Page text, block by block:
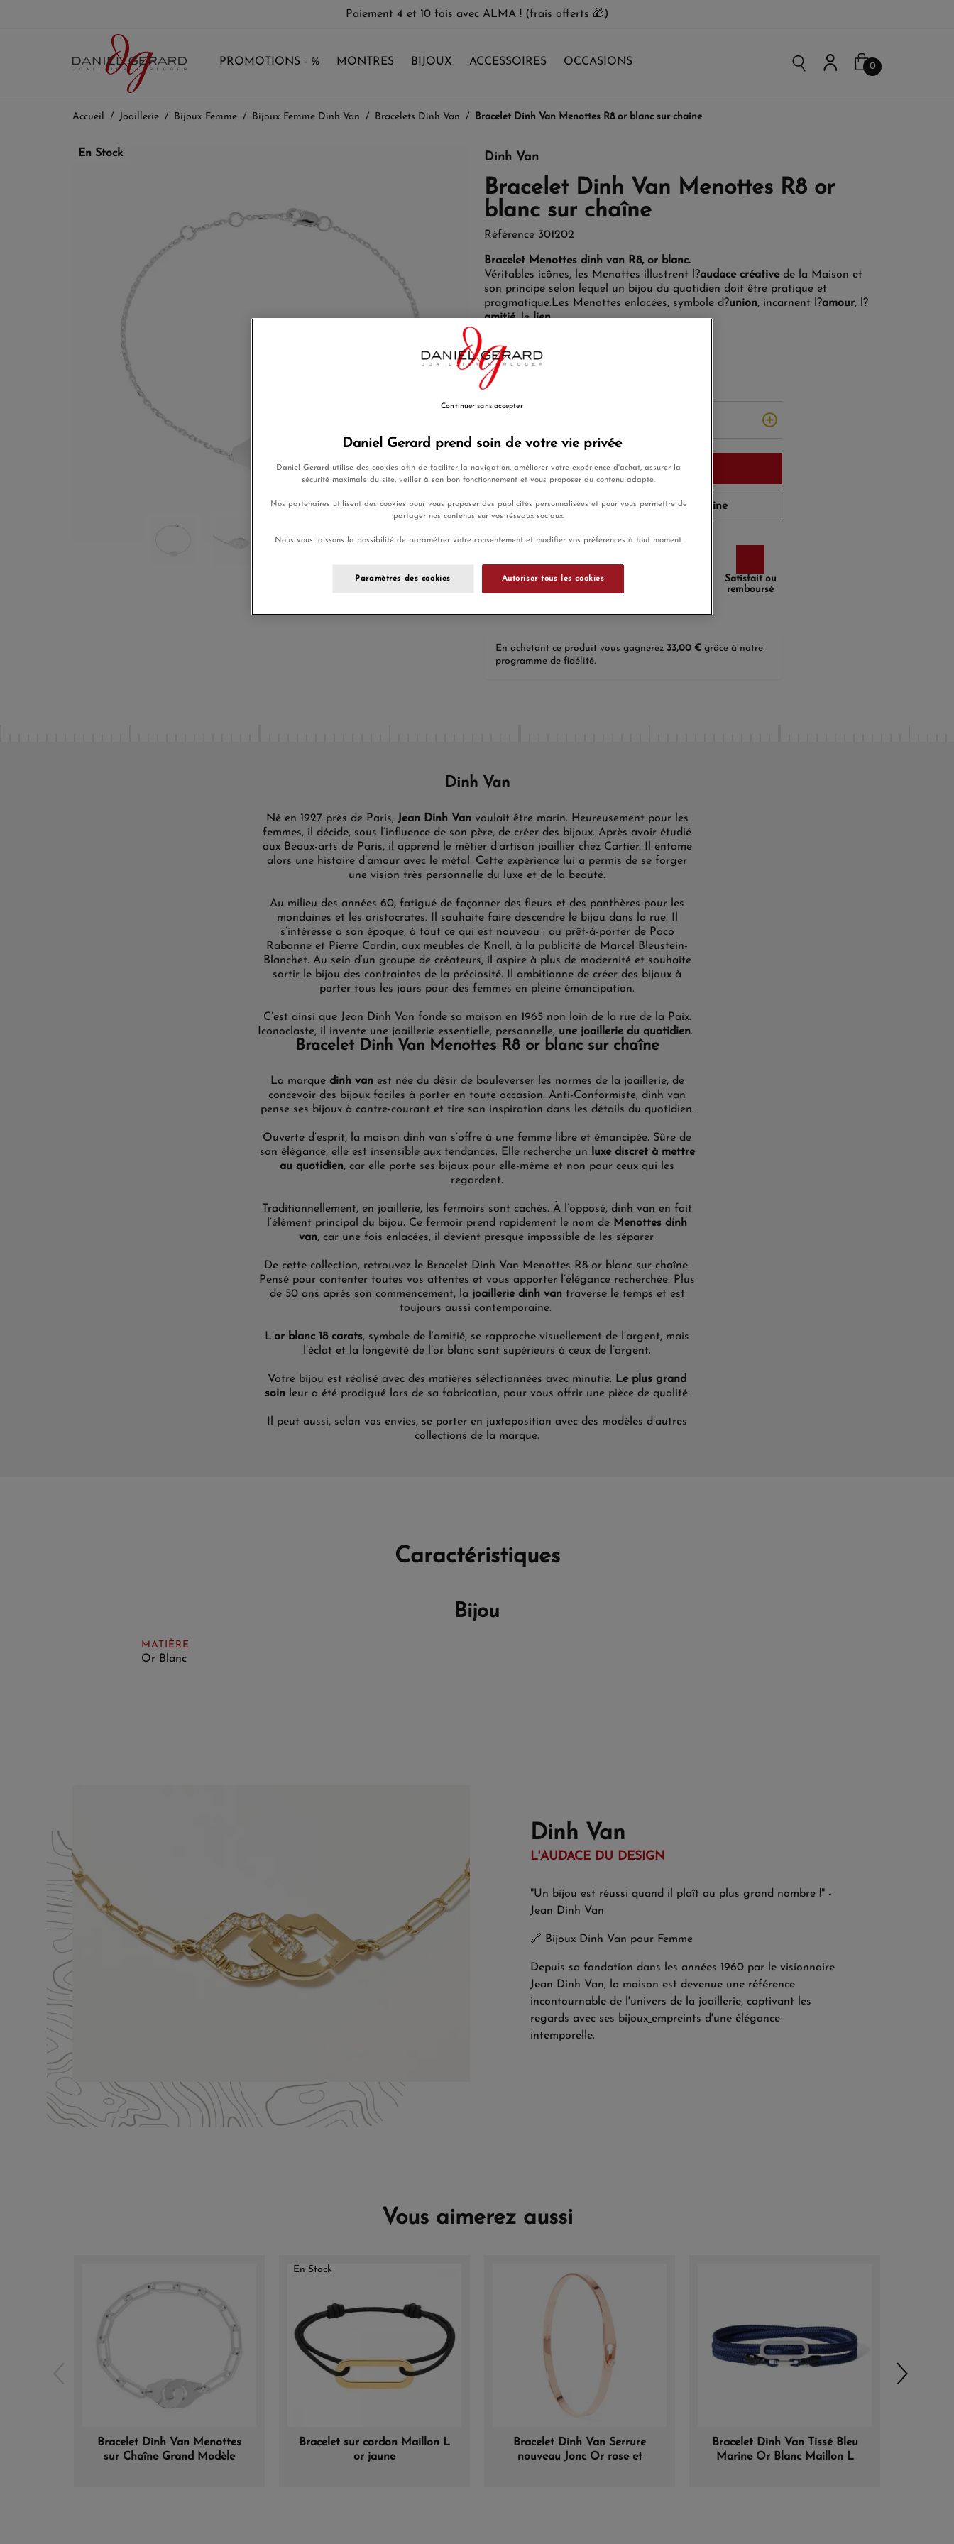
Paiement 4 et 10 fois avec ALMA ! (frais offerts 🎁)
PROMOTIONS - % MONTRES BIJOUX ACCESSOIRES OCCASIONS 0
Accueil Joaillerie Bijoux Femme Bijoux Femme Dinh Van Bracelets Dinh Van Bracelet Dinh Van Menottes R8 or blanc sur chaîne
En Stock Dinh Van
Bracelet Dinh Van Menottes R8 or
blanc sur chaîne
Référence 301202
Bracelet Menottes dinh van R8, or blanc.
Véritables icônes, les Menottes illustrent l?audace créativede la Maison et
son principe selon lequel un bijou du quotidien doit être pratique et
pragmatique. Les Menottes enlacées, symbole d?union, incarnent l?amour, l?
amitié, lelien.
1 100,00 €
Payez seulement 110 € aujourd'hui
Ajouter au panier
Livré chez vous la semaine prochaine
Livraison
Payez en 4x
ou 10x sans
frais
Satisfait ou
remboursé
En achetant ce produit vous gagnerez 33,00 € grâce à notre
programme de fidélité.
Dinh Van
Né en 1927 près de Paris, Jean Dinh Vanvoulait être marin. Heureusement pour les
femmes, il décide, sous l’influence de son père, de créer des bijoux. Après avoir étudié
aux Beaux-arts de Paris, il apprend le métier d’artisan joaillier chez Cartier. Il entame
alors une histoire d’amour avec le métal. Cette expérience lui a permis de se forger
une vision très personnelle du luxe et de la beauté.
Au milieu des années 60, fatigué de façonner des fleurs et des panthères pour les
mondaines et les aristocrates. Il souhaite faire descendre le bijou dans la rue. Il
s’intéresse à son époque, à tout ce qui est nouveau : au prêt-à-porter de Paco
Rabanne et Pierre Cardin, aux meubles de Knoll, à la publicité de Marcel Bleustein-
Blanchet. Au sein d’un groupe de créateurs, il aspire à plus de modernité et souhaite
sortir le bijou des contraintes de la préciosité. Il ambitionne de créer des bijoux à
porter tous les jours pour des femmes en pleine émancipation.
C’est ainsi que Jean Dinh Van fonde sa maison en 1965 non loin de la rue de la Paix.
Iconoclaste, il invente une joaillerie essentielle, personnelle, une joaillerie du quotidien.
Bracelet Dinh Van Menottes R8 or blanc sur chaîne
La marque dinh van est née du désir de bouleverser les normes de la joaillerie, de
concevoir des bijoux faciles à porter en toute occasion. Anti-Conformiste, dinh van
pense ses bijoux à contre-courant et tireson inspiration dans les détails du quotidien.
Ouverte d’esprit, la maison dinh van s’offre à une femme libre et émancipée. Sûre de
son élégance, elle est insensible aux tendances. Elle recherche un luxe discret à mettre
au quotidien, car elle porte ses bijoux pour elle-même et non pour ceux qui les
regardent.
Traditionnellement, en joaillerie, les fermoirs sont cachés. À l’opposé, dinh van en fait
l’élément principal du bijou. Ce fermoir prend rapidement le nom de Menottes dinh
van, car une fois enlacées, il devient presque impossible de les séparer.
De cette collection, retrouvez le Bracelet Dinh Van Menottes R8 or blanc sur chaîne.
Pensé pour contenter toutes vos attentes et vous apporter l’élégance recherchée. Plus
de 50 ans après son commencement, la joaillerie dinh vantraverse le temps et est
toujours aussi contemporaine.
L’or blanc 18 carats, symbole de l’amitié, se rapproche visuellement de l’argent, mais
l’éclat et la longévité de l’or blanc sont supérieurs à ceux de l’argent.
Votre bijou est réalisé avec des matières sélectionnées avec minutie.
Le plus grand
soinleur a été prodigué lors de sa fabrication, pour vous offrir une pièce de qualité.
l peut aussi, selon vos envies, se porter en juxtaposition avec des modèles d’autres
collections de la marque.
Caractéristiques
Bijou
MATIÈRE
Or Blanc
Dinh Van
L'AUDACE DU DESIGN
"Un bijou est réussi quand il plaît au plus grand nombre !" -
Jean Dinh Van
🔗 Bijoux Dinh Van pour Femme
Depuis sa fondation dans les années 1960 par le visionnaire
Jean Dinh Van, la maison est devenue une référence
incontournable de l'univers de la joaillerie, captivant les
regards avec ses bijoux empreints d'une élégance
intemporelle.
Vous aimerez aussi
Bracelet Dinh Van Menottes
sur Chaîne Grand Modèle
En Stock
Bracelet sur cordon Maillon L
or jaune
Bracelet Dinh Van Serrure
nouveau Jonc Or rose et
Bracelet Dinh Van Tissé Bleu
Marine Or Blanc Maillon L
Daniel Gerard prend soin de votre vie privée
Daniel Gerard utilise des cookies afin de faciliter la navigation, améliorer votre expérience d'achat, assurer la
sécurité maximale du site, veiller à son bon fonctionnement et vous proposer du contenu adapté.
Nos partenaires utilisent des cookies pour vous proposer des publicités personnalisées et pour vous permettre de
partager nos contenus sur vos réseaux sociaux.
Nous vous laissons la possibilité de paramétrer votre consentement et modifier vos préférences à tout moment.
Paramètres des cookies Autoriser tous les cookies
Continuer sans accepter